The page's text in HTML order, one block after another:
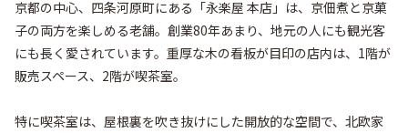
京都の中心、四条河原町にある「永楽屋 本店」は、京佃煮と京菓
子の両方を楽しめる老舗。創業80年あまり、地元の人にも観光客
にも長く愛されています。重厚な木の看板が目印の店内は、1階が
販売スペース、2階が喫茶室。
特に喫茶室は、屋根裏を吹き抜けにした開放的な空間で、北欧家